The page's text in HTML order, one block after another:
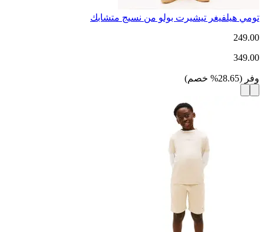
تومي هيلفيغر تيشيرت بولو من نسيج متشابك
249.00
349.00
وفر (
28.65
% خصم)